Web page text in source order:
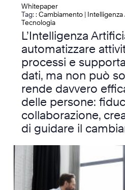
Whitepaper
Tag: : Cambiamento | Intelligenza
Tecnologia
L’Intelligenza
automatizzare
processi e
dati, ma non può
rende davvero
delle persone:
collaborazione,
di guidare il